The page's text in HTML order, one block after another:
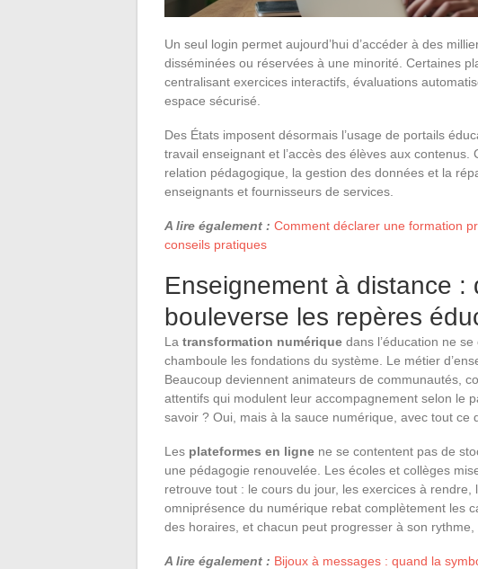
Un seul login permet aujourd’hui d’accéder à des
disséminées ou réservées à une minorité. Certaines
centralisant exercices interactifs, évaluations
espace sécurisé.
Des États imposent désormais l’usage de portails
travail enseignant et l’accès des élèves aux
relation pédagogique, la gestion des données et la
enseignants et fournisseurs de services.
A lire également : Comment déclarer une formation
conseils pratiques
Enseignement à distance :
bouleverse les repères
La transformation numérique dans l’éducation ne
chamboule les fondations du système. Le métier
Beaucoup deviennent animateurs de communautés,
attentifs qui modulent leur accompagnement selon le
savoir ? Oui, mais à la sauce numérique, avec tout ce
Les plateformes en ligne ne se contentent pas de
une pédagogie renouvelée. Les écoles et collèges
retrouve tout : le cours du jour, les exercices à rendre,
omniprésence du numérique rebat complètement les
des horaires, et chacun peut progresser à son rythme,
A lire également : Bijoux à messages : quand la